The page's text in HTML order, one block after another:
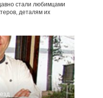
стали любимцами
деталям их